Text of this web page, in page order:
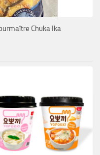
Chuka Ika